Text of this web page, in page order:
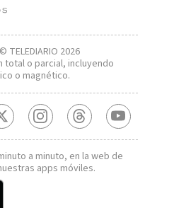
TELEDIARIO 2026
total o parcial, incluyendo
o magnético.
a minuto, en la web de
apps móviles.